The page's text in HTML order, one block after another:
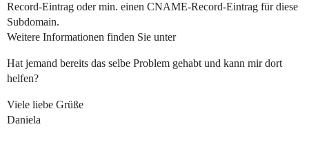
Record-Eintrag oder min. einen CNAME-Record-Eintrag für diese
Subdomain.
Weitere Informationen finden Sie unter
Hat jemand bereits das selbe Problem gehabt und kann mir dort
helfen?
Viele liebe Grüße
Daniela